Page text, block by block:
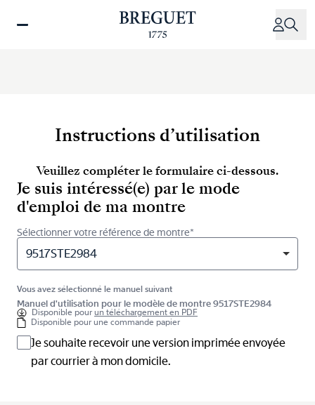
Instructions d’utilisation
Veuillez compléter le formulaire ci-dessous.
Je suis intéressé(e) par le mode
d'emploi de ma montre
Sélectionner votre référence de montre*
9517STE2984
Vous avez sélectionné le manuel suivant
Manuel d'utilisation pour le modèle de montre 9517STE2984
Disponible pourun téléchargement en PDF
Disponible pour une commande papier
Je souhaite recevoir une version imprimée envoyée
par courrier à mon domicile.